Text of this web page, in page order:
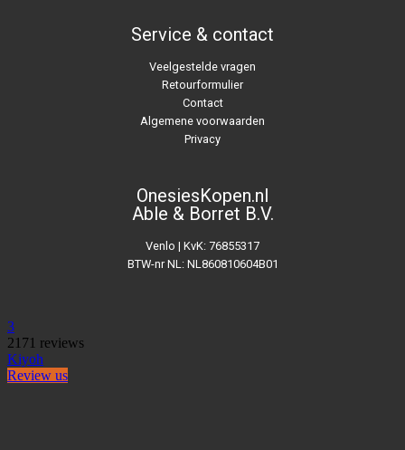
Service & contact
Veelgestelde vragen
Retourformulier
Contact
Algemene voorwaarden
Privacy
OnesiesKopen.nl
Able & Borret B.V.
Venlo | KvK: 76855317
BTW-nr NL: NL860810604B01